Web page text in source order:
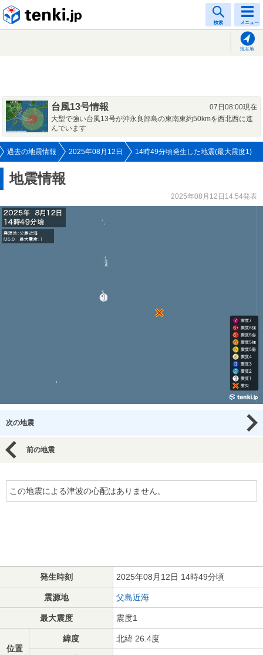
検索 メニュー
現在地
台風13号情報
07日08:00現在
大型で強い台風13号が沖永良部島の東南東約50kmを西北西に進
んでいます
過去の地震情報 2025年08月12日 14時49分頃発生した地震(最大震度1)
地震情報
2025年08月12日14:54発表
次の地震
前の地震
この地震による津波の心配はありません。
発生時刻 2025年08月12日 14時49分頃
震源地 父島近海
最大震度 震度1
位置
緯度 北緯 26.4度